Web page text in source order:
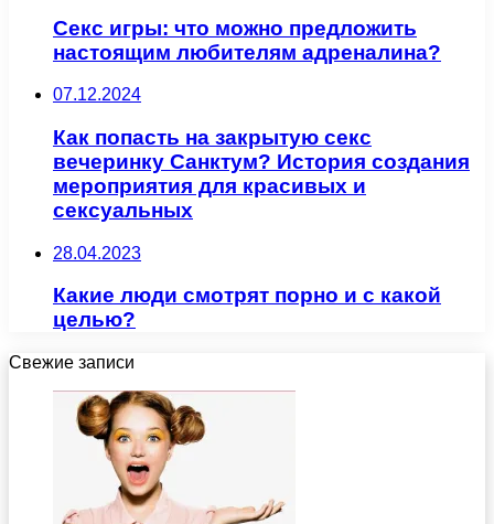
Секс игры: что можно предложить
настоящим любителям адреналина?
07.12.2024
Как попасть на закрытую секс
вечеринку Санктум? История создания
мероприятия для красивых и
сексуальных
28.04.2023
Какие люди смотрят порно и с какой
целью?
Свежие записи